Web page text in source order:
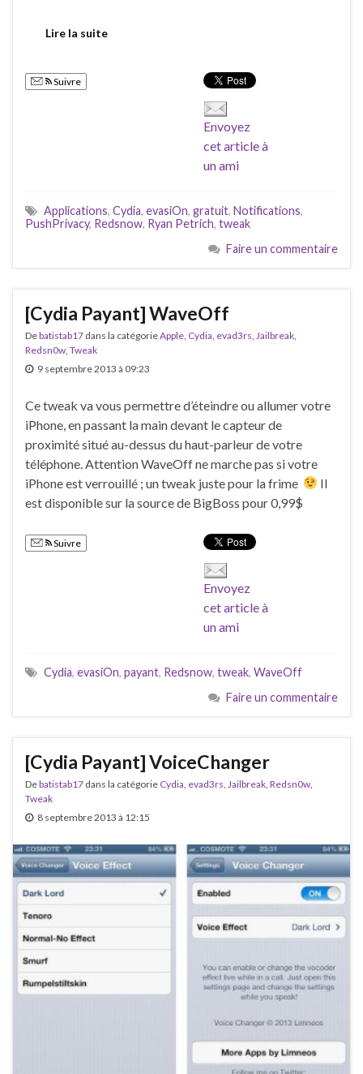
Lire la suite
Suivre
Envoyez
cet article à
un ami
Applications, Cydia, evasiOn, gratuit, Notifications,
PushPrivacy, Redsnow, Ryan Petrich, tweak
Faire un commentaire
[Cydia Payant] WaveOff
Debatistab17 dans la catégorieApple Cydia evad3rs Jailbreak
Redsn0w Tweak
9 septembre 2013 à 09:23
Ce tweak va vous permettre d’éteindre ou allumer votre
iPhone, en passant la main devant le capteur de
proximité situé au-dessus du haut-parleur de votre
téléphone. Attention WaveOff ne marche pas si votre
iPhone est verrouillé ; un tweak juste pour la frime
Il
est disponible sur la source de BigBoss pour 0,99$
Suivre
Envoyez
cet article à
un ami
Cydia, evasiOn, payant, Redsnow, tweak, WaveOff
Faire un commentaire
[Cydia Payant] VoiceChanger
Debatistab17 dans la catégorie Cydia evad3rs Jailbreak Redsn0w
Tweak
8 septembre 2013 à 12:15